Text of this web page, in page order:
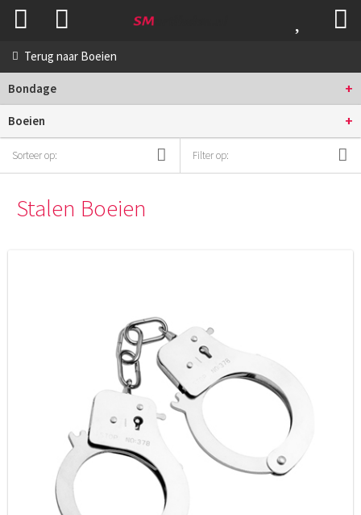
Terug naar Boeien
Bondage +
Boeien +
Sorteer op: Filter op:
Stalen Boeien